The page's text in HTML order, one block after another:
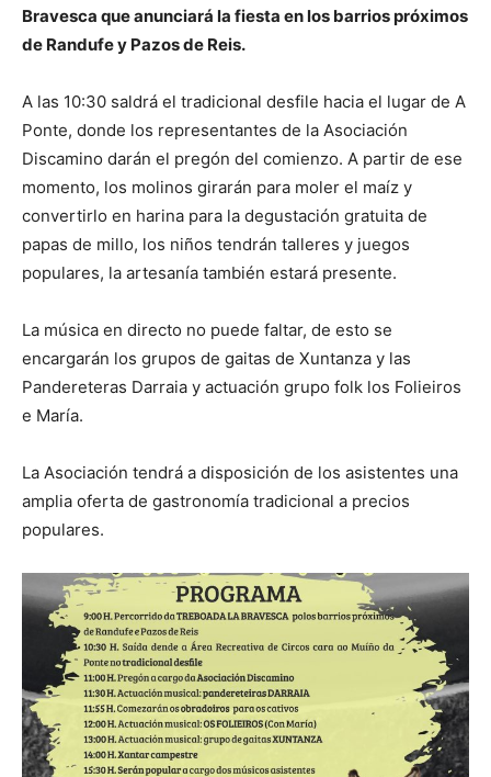
Bravesca que anunciará la fiesta en los barrios próximos
de Randufe y Pazos de Reis.
A las 10:30 saldrá el tradicional desfile hacia el lugar de A
Ponte, donde los representantes de la Asociación
Discamino darán el pregón del comienzo. A partir de ese
momento, los molinos girarán para moler el maíz y
convertirlo en harina para la degustación gratuita de
papas de millo, los niños tendrán talleres y juegos
populares, la artesanía también estará presente.
La música en directo no puede faltar, de esto se
encargarán los grupos de gaitas de Xuntanza y las
Pandereteras Darraia y actuación grupo folk los Folieiros
e María.
La Asociación tendrá a disposición de los asistentes una
amplia oferta de gastronomía tradicional a precios
populares.